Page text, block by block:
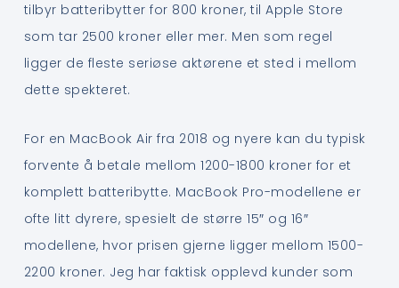
tilbyr batteribytter for 800 kroner, til Apple Store
som tar 2500 kroner eller mer. Men som regel
ligger de fleste seriøse aktørene et sted i mellom
dette spekteret.
For en MacBook Air fra 2018 og nyere kan du typisk
forvente å betale mellom 1200-1800 kroner for et
komplett batteribytte. MacBook Pro-modellene er
ofte litt dyrere, spesielt de større 15″ og 16″
modellene, hvor prisen gjerne ligger mellom 1500-
2200 kroner. Jeg har faktisk opplevd kunder som